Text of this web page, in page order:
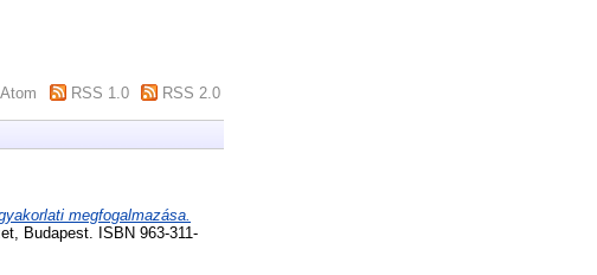
Atom RSS 1.0 RSS 2.0
megfogalmazása.
Budapest. ISBN 963-311-